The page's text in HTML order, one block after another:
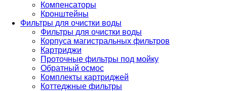
Компенсаторы
Кронштейны
Фильтры для очистки воды
Фильтры для очистки воды
Корпуса магистральных фильтров
Картриджи
Проточные фильтры под мойку
Обратный осмос
Комплекты картриджей
Коттеджные фильтры